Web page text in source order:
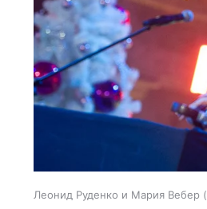
Леонид Руденко и Мария Вебер